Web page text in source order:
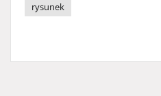
rysunek